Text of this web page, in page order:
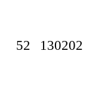
52 130202